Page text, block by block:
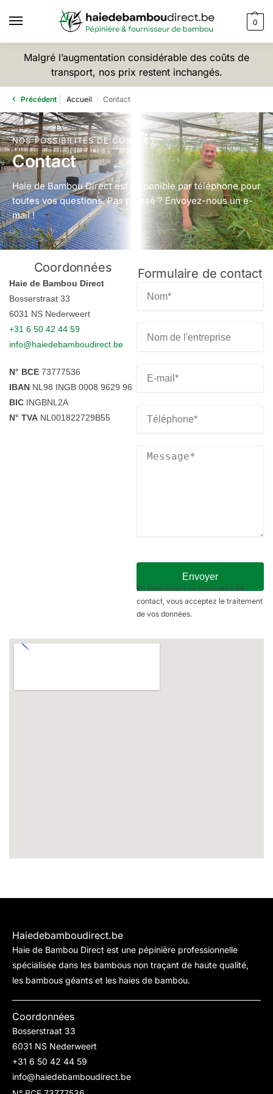
0
Malgré l’augmentation considérable des coûts de
transport, nos prix restent inchangés.
Précédent Accueil / Contact
NOS POSSIBILITÉS DE CONTACT
Contact
Haie de Bambou Direct est disponible par téléphone pour
toutes vos questions. Pas pressé ? Envoyez-nous un e-
mail !
Coordonnées
Haie de Bambou Direct
Bosserstraat 33
6031 NS Nederweert
+31 6 50 42 44 59
info@haiedebamboudirect.be
N° BCE 73777536
IBAN NL98 INGB 0008 9629 96
BIC INGBNL2A
N° TVA NL001822729B55
Formulaire de contact
Envoyer
En soumettant ce formulaire de
contact, vous acceptez le traitement
de vos données.
Haiedebamboudirect.be
Haie de Bambou Direct est une pépinière professionnelle
spécialisée dans les bambous non traçant de haute qualité,
les bambous géants et les haies de bambou.
Coordonnées
Bosserstraat 33
6031 NS Nederweert
+31 6 50 42 44 59
info@haiedebamboudirect.be